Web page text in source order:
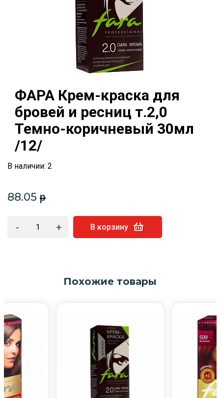
ФАРА Крем-краска для
бровей и ресниц т.2,0
Темно-коричневый 30мл
/12/
В наличии: 2
88.05 p
- + В корзину
Похожие товары